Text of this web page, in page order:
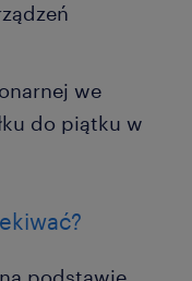
we
do piątku w